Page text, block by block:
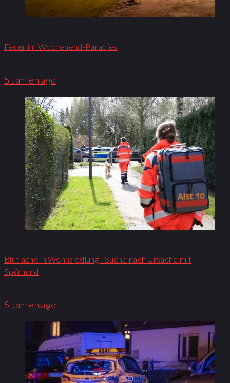
Feuer im Wochenend-Paradies
5 Jahren ago
Blutlache in Wohnsiedlung - Suche nach Ursache mit
Spürhund
5 Jahren ago